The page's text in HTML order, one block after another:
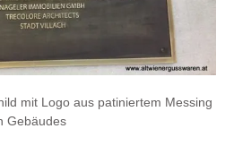
mit Logo aus patiniertem Messing
Gebäudes